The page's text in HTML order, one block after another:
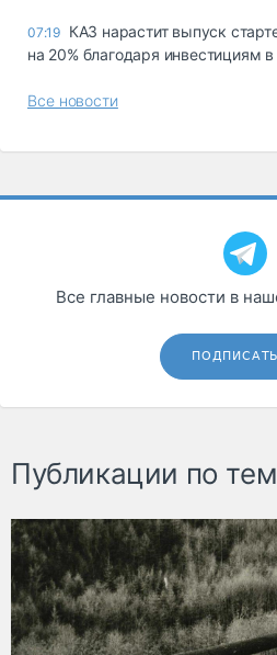
07:19 КАЗ нарастит выпуск
на 20% благодаря инвестициям
Все новости
Все главные новости в
Публикации по